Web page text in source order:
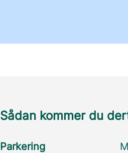
Sådan kommer du
Parkering